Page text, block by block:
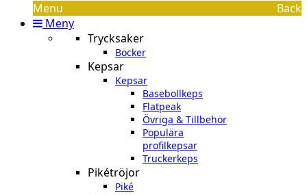
Menu
Back
Meny
Trycksaker
Böcker
Kepsar
Kepsar
Basebollkeps
Flatpeak
Övriga & Tillbehör
Populära
profilkepsar
Truckerkeps
Pikétröjor
Piké